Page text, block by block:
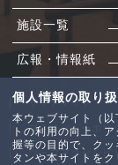
個人情報の取り
本ウェブサイト（
トの利用の向上、
握等の目的で、ク
タンや本サイトを
施設一覧
広報・情報紙
サイトマップ
プライバシーポリ
ウェブアクセシビ